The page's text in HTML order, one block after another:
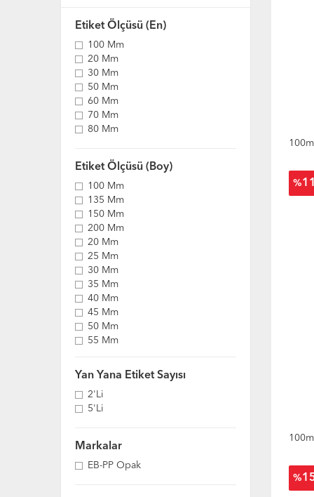
Kuyumcu Etiketi
Renkli Nokta Etiketleri
Etiket Ölçüsü (En)
100 Mm
20 Mm
30 Mm
50 Mm
60 Mm
70 Mm
80 Mm
Etiket Ölçüsü (Boy)
100 Mm
135 Mm
150 Mm
200 Mm
20 Mm
25 Mm
30 Mm
35 Mm
40 Mm
45 Mm
50 Mm
55 Mm
65 Mm
75 Mm
80 Mm
Yan Yana Etiket Sayısı
2'li
5'li
Markalar
EB-PP Opak
%11
%